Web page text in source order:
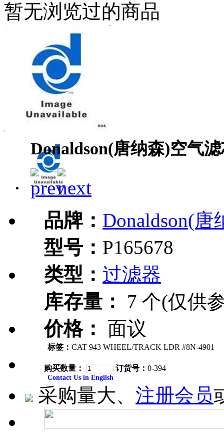
暂无浏览过的商品
Donaldson(唐纳森)空气滤
品牌： Donaldson(唐
型号： P165678
类型： 过滤器
库存量：
7 个(仅供
价格： 面议
标签： CAT 943 WHEEL/TRACK LDR #8N-4901
购买数量： 订货号： 0-394
Contact Us in English
采购量大、 注册会员